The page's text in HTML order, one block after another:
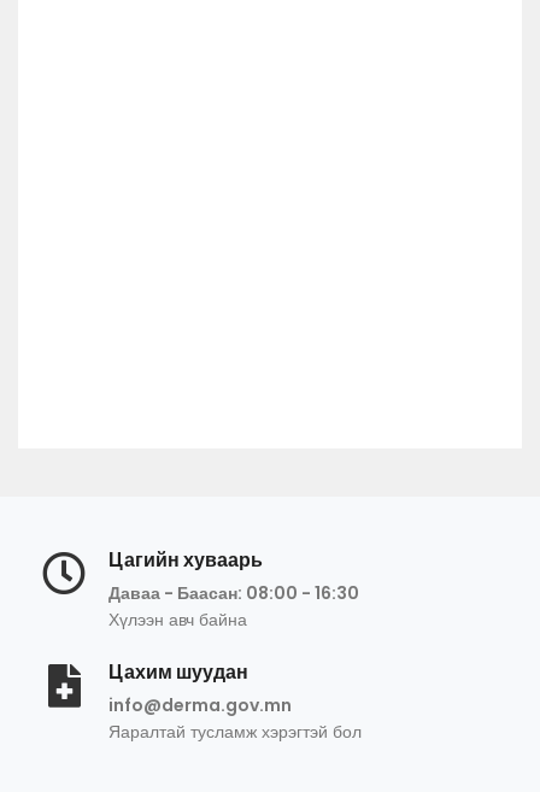
Цагийн хуваарь
Даваа - Баасан: 08:00 - 16:30
Хүлээн авч байна
Цахим шуудан
info@derma.gov.mn
Яаралтай тусламж хэрэгтэй бол